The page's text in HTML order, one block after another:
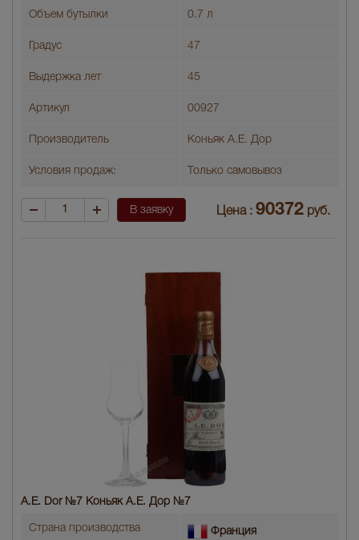
Объем бутылки 0.7 л
Градус 47
Выдержка лет 45
Артикул 00927
Производитель Коньяк А.Е. Дор
Условия продаж: Только самовывоз
В заявку Цена : 90372 руб.
A.E. Dor №7 Коньяк A.E. Дор №7
Страна производства Франция